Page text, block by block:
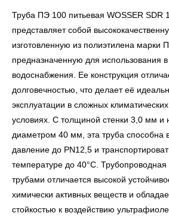
Труба ПЭ 100 питьевая WOSSER SDR
представляет собой
изготовленную из полиэтилена марки
предназначенную для использования
водоснабжения. Ее конструкция
долговечностью, что делает её
эксплуатации в сложных
условиях. С толщиной стенки 3,0 мм и
диаметром 40 мм, эта труба способна
давление до PN12,5 и
температуре до 40°С. Трубопроводная
трубами отличается высокой
химически активных веществ и
стойкостью к воздействию